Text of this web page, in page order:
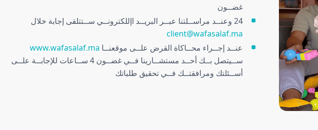
غضــون
24 وعنــد مراســلتنا عبــر البريــد اإللكترونــي ســتتلقى إجابة خلال
client@wafasalaf.ma
عنــد إجــراء محــاكاة القرض علــى موقعنــا www.wafasalaf.ma
ســيتصل بــك أحــد مستشــارينا فــي غضــون 4 ســاعات للإجابــة علــى
أســئلتك ومرافقتــك فــي تحقيق طلباتك